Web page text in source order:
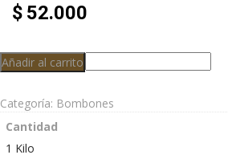
$ 52.000
Añadir al carrito
Categoría: Bombones
Cantidad
1 Kilo